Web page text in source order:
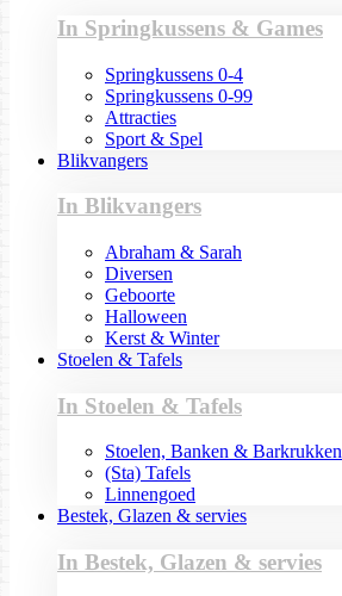
In Springkussens & Games
Springkussens 0-4
Springkussens 0-99
Attracties
Sport & Spel
Blikvangers
In Blikvangers
Abraham & Sarah
Diversen
Geboorte
Halloween
Kerst & Winter
Stoelen & Tafels
In Stoelen & Tafels
Stoelen, Banken & Barkrukken
(Sta) Tafels
Linnengoed
Bestek, Glazen & servies
In Bestek, Glazen & servies